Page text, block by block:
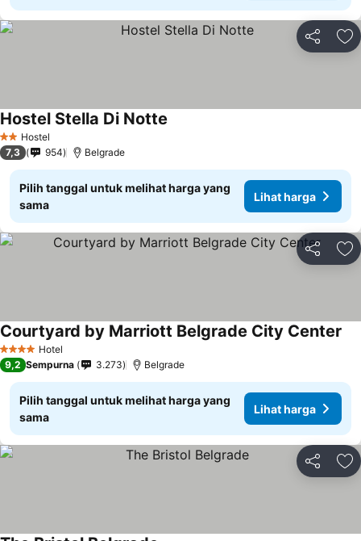
Bagikan
2 Bintang
Hostel
Hostel Stella Di Notte
7,3 954 Belgrade
Pilih tanggal untuk melihat harga yang
sama
Lihat harga
Bagikan
4 BintangHotel
Courtyard by Marriott Belgrade City Center
9,2 Sempurna 3.273 Belgrade
Pilih tanggal untuk melihat harga yang
sama
Lihat harga
Bagikan